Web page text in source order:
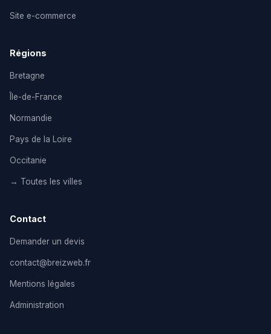
Site e-commerce
Régions
Bretagne
Île-de-France
Normandie
Pays de la Loire
Occitanie
→ Toutes les villes
Contact
Demander un devis
contact@breizweb.fr
Mentions légales
Administration